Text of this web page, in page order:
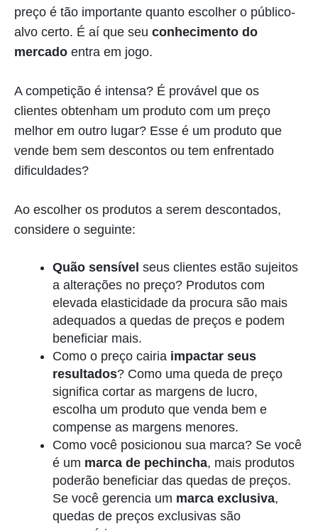
preço é tão importante quanto escolher o público-
alvo certo. É aí que seu conhecimento do
mercado entra em jogo.
A competição é intensa? É provável que os
clientes obtenham um produto com um preço
melhor em outro lugar? Esse é um produto que
vende bem sem descontos ou tem enfrentado
dificuldades?
Ao escolher os produtos a serem descontados,
considere o seguinte:
Quão sensível seus clientes estão sujeitos
a alterações no preço? Produtos com
elevada elasticidade da procura são mais
adequados a quedas de preços e podem
beneficiar mais.
Como o preço cairia impactar seus
resultados? Como uma queda de preço
significa cortar as margens de lucro,
escolha um produto que venda bem e
compense as margens menores.
Como você posicionou sua marca? Se você
é um marca de pechincha, mais produtos
poderão beneficiar das quedas de preços.
Se você gerencia um marca exclusiva,
quedas de preços exclusivas são